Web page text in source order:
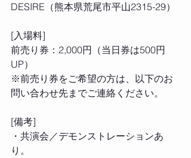
DESIRE（熊本県荒尾市平山2315-29）
[入場料]
前売り券：2,000円（当日券は500円
UP）
※前売り券をご希望の方は、以下のお
問い合わせ先までご連絡ください。
[備考]
・共演会／デモンストレーションあ
り。